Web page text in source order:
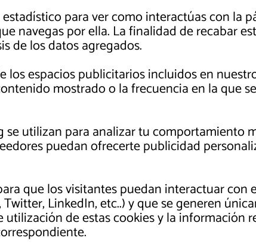
para ver como interactúas con la
navegas por ella. La finalidad de recabar
de los datos agregados.
los espacios publicitarios incluidos en
mostrado o la frecuencia en la que
se utilizan para analizar tu comportamiento
puedan ofrecerte publicidad
que los visitantes puedan interactuar con
LinkedIn, etc..) y que se generen
de estas cookies y la información